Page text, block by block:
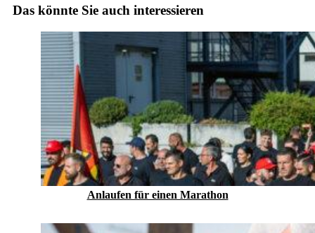
Das könnte Sie auch interessieren
Anlaufen für einen Marathon